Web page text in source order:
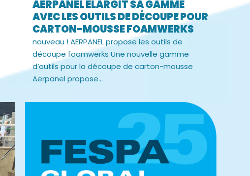
AERPANEL ÉLARGIT SA GAMME
AVEC LES OUTILS DE DÉCOUPE POUR
CARTON-MOUSSE FOAMWERKS
nouveau ! AERPANEL propose les outils de
découpe foamwerks Une nouvelle gamme
d’outils pour la découpe de carton-mousse
Aerpanel propose...